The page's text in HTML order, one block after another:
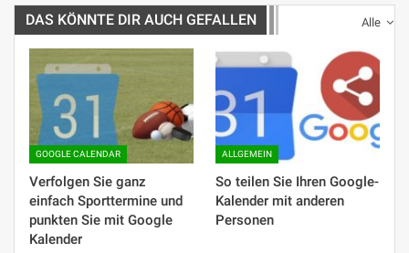
Alle
DAS KÖNNTE DIR AUCH GEFALLEN
GOOGLE CALENDAR
Verfolgen Sie ganz
einfach Sporttermine und
punkten Sie mit Google
Kalender
ALLGEMEIN
So teilen Sie Ihren Google-
Kalender mit anderen
Personen